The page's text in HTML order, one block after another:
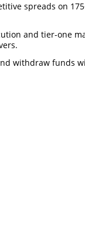
spreads on
and tier-one
withdraw funds